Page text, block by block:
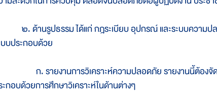
๒. ด้านรูปธรรม ได้แก่ กฎระเบียบ อุปกรณ์ และระบบความป
บประกอบด้วย
ก. รายงานการวิเคราะห์ความปลอดภัย รายงานนี้ต้องจัดท
ะกอบด้วยการศึกษาวิเคราะห์ในด้านต่างๆ